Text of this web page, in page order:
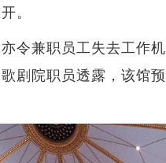
。
令兼职员工失去工作
剧院职员透露，该馆